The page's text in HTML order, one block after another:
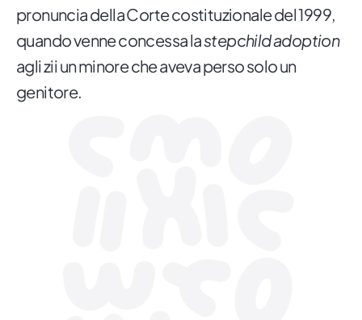
pronuncia della Corte costituzionale del 1999,
quando venne concessa lastepchild adoption
agli zii un minore che aveva perso solo un
genitore.